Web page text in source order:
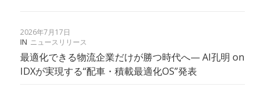
2026年7月17日
IN ニュースリリース
最適化できる物流企業だけが勝つ時代へ— AI孔明 on
IDXが実現する“配車・積載最適化OS”発表